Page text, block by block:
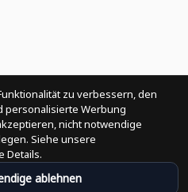
zu verbessern, den
personalisierte Werbung
nicht notwendige
Siehe unsere
Details.
ablehnen